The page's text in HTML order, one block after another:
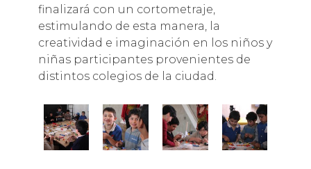
finalizará con un cortometraje,
estimulando de esta manera, la
creatividad e imaginación en los niños y
niñas participantes provenientes de
distintos colegios de la ciudad.